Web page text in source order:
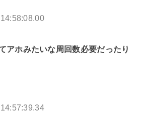
アホみたいな周回数必要だったり